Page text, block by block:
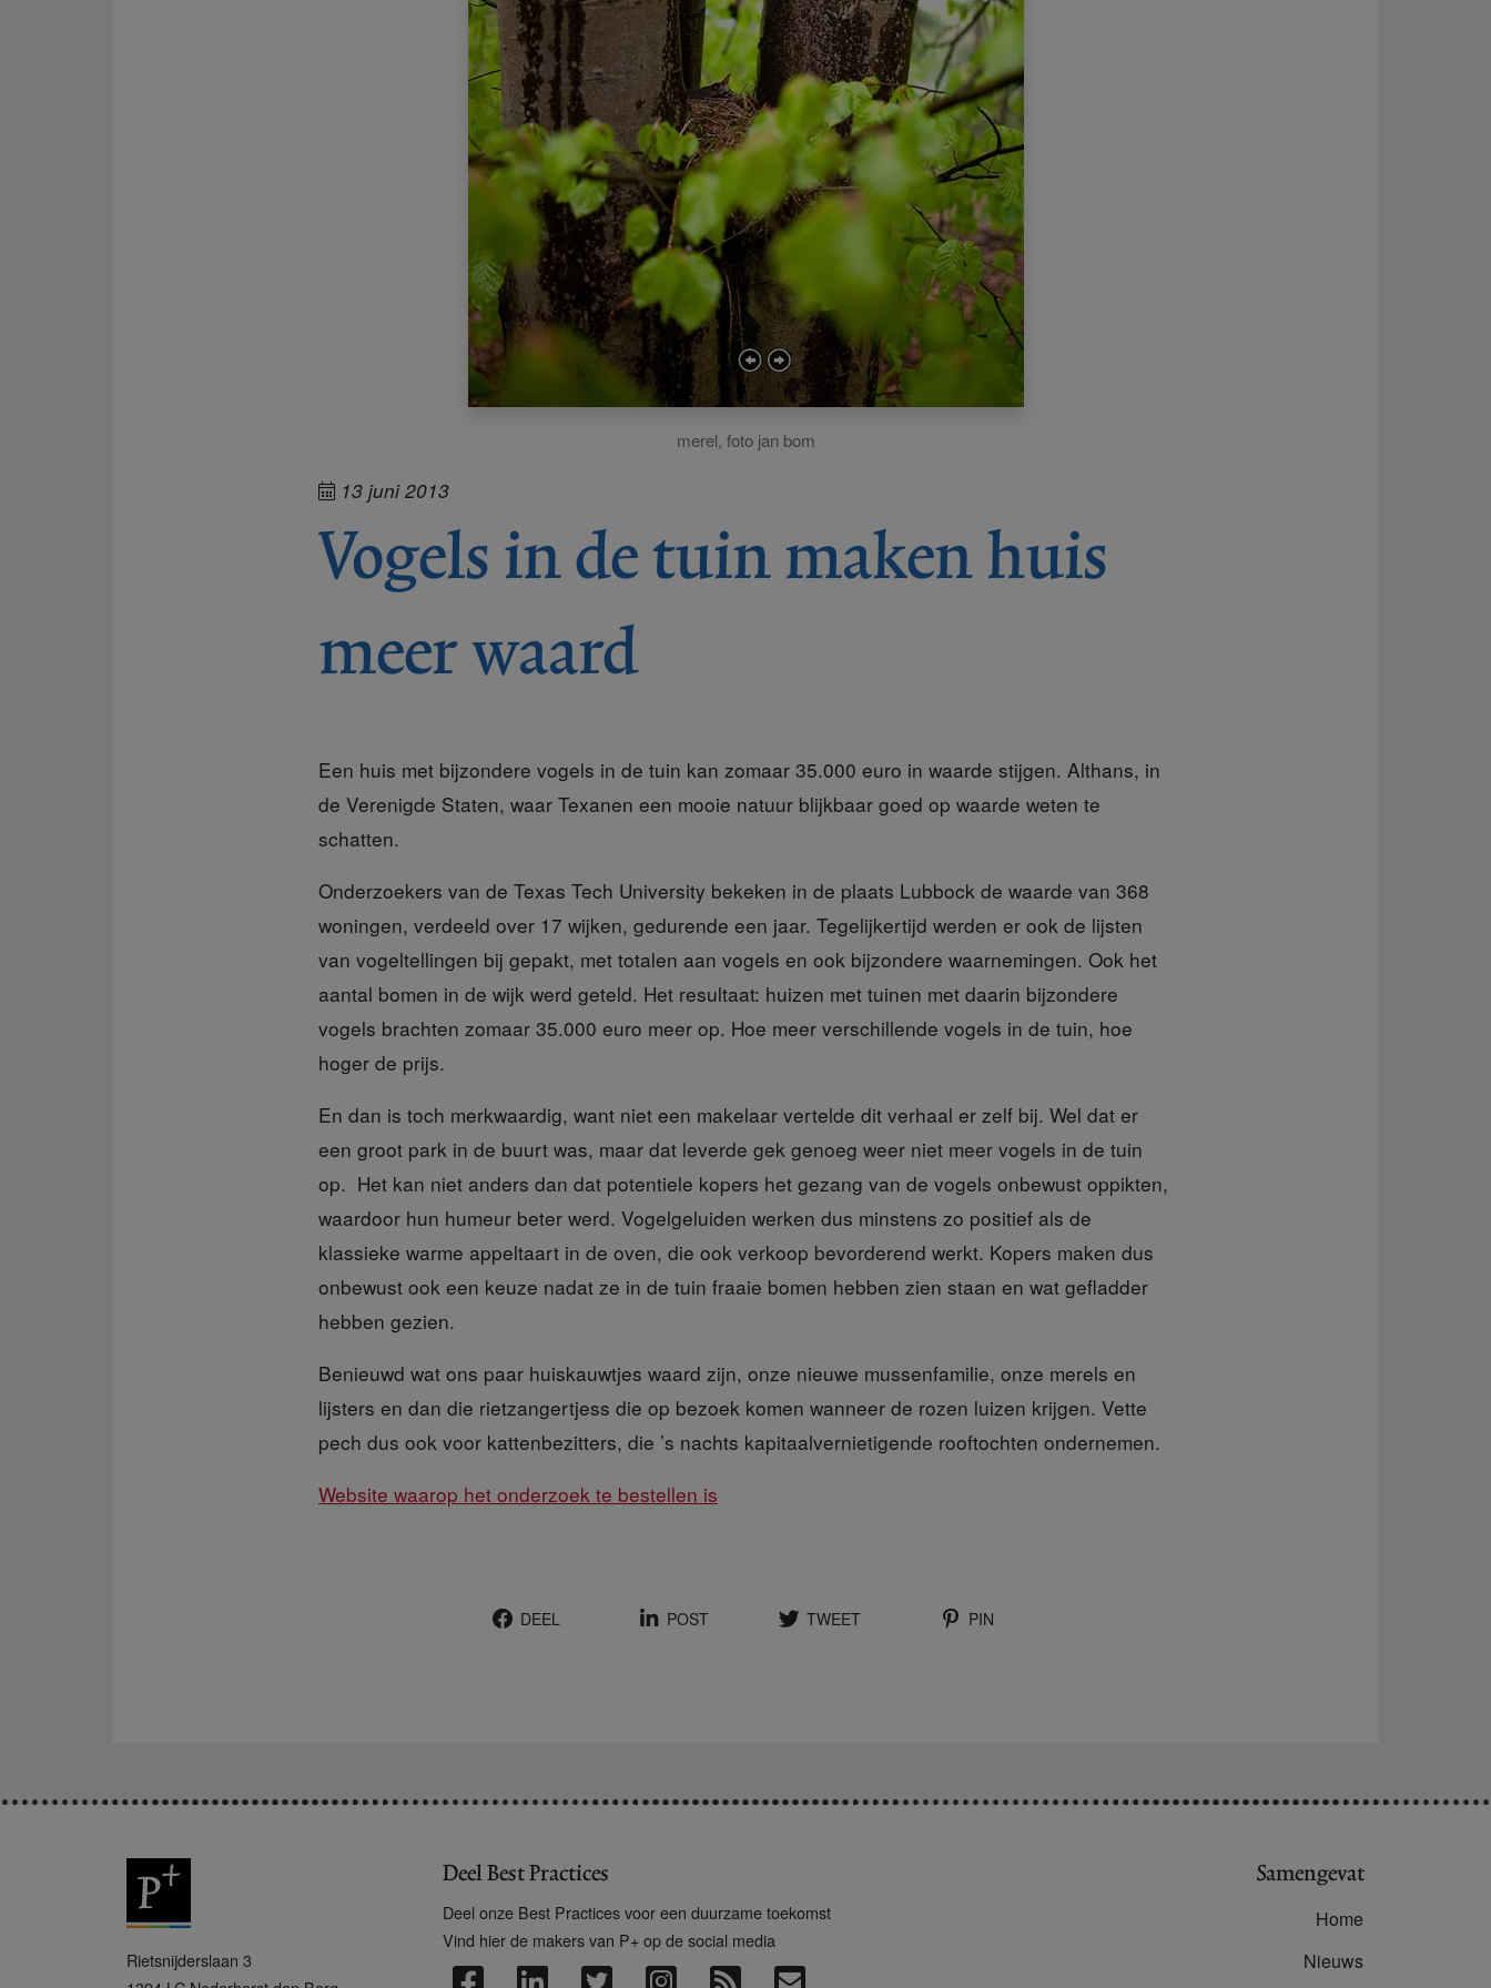
merel, foto jan bom
13 juni 2013
Vogels in de tuin maken huis
meer waard
Een huis met bijzondere vogels in de tuin kan zomaar 35.000 euro in waarde stijgen. Althans, in
de Verenigde Staten, waar Texanen een mooie natuur blijkbaar goed op waarde weten te
schatten.
Onderzoekers van de Texas Tech University bekeken in de plaats Lubbock de waarde van 368
woningen, verdeeld over 17 wijken, gedurende een jaar. Tegelijkertijd werden er ook de lijsten
van vogeltellingen bij gepakt, met totalen aan vogels en ook bijzondere waarnemingen. Ook het
aantal bomen in de wijk werd geteld. Het resultaat: huizen met tuinen met daarin bijzondere
vogels brachten zomaar 35.000 euro meer op. Hoe meer verschillende vogels in de tuin, hoe
hoger de prijs.
En dan is toch merkwaardig, want niet een makelaar vertelde dit verhaal er zelf bij. Wel dat er
een groot park in de buurt was, maar dat leverde gek genoeg weer niet meer vogels in de tuin
op. Het kan niet anders dan dat potentiele kopers het gezang van de vogels onbewust oppikten,
waardoor hun humeur beter werd. Vogelgeluiden werken dus minstens zo positief als de
klassieke warme appeltaart in de oven, die ook verkoop bevorderend werkt. Kopers maken dus
onbewust ook een keuze nadat ze in de tuin fraaie bomen hebben zien staan en wat gefladder
hebben gezien.
Benieuwd wat ons paar huiskauwtjes waard zijn, onze nieuwe mussenfamilie, onze merels en
lijsters en dan die rietzangertjess die op bezoek komen wanneer de rozen luizen krijgen. Vette
pech dus ook voor kattenbezitters, die ’s nachts kapitaalvernietigende rooftochten ondernemen.
Website waarop het onderzoek te bestellen is
DEEL POST TWEET PIN
+
Rietsnijderslaan 3
Deel Best Practices
Deel onze Best Practices voor een duurzame toekomst
Vind hier de makers van P+ op de social media
Samengevat
Home
Nieuws